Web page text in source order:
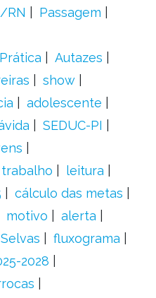
RN
Passagem
Autazes
show
adolescente
SEDUC-PI
trabalho
leitura
cálculo das metas
motivo
alerta
fluxograma
2028